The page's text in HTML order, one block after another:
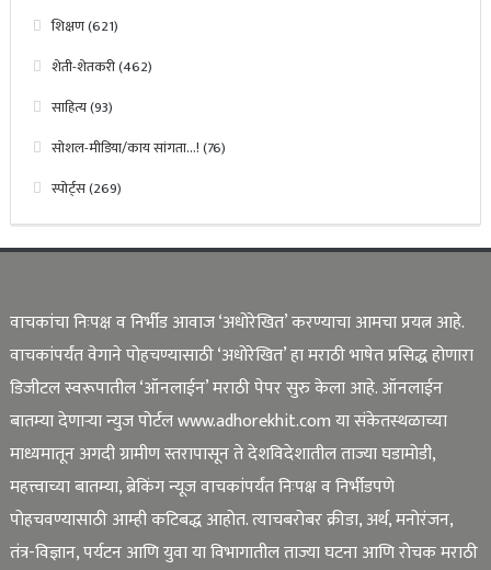
शिक्षण(621)
शेती-शेतकरी(462)
साहित्य(93)
सोशल-मीडिया/काय सांगता…!(76)
स्पोर्ट्स(269)
वाचकांचा निःपक्ष व निर्भीड आवाज ‘अधोरेखित’ करण्याचा आमचा प्रयत्न आहे.
वाचकांपर्यंत वेगाने पोहचण्यासाठी ‘अधोरेखित’ हा मराठी भाषेत प्रसिद्ध होणारा
डिजीटल स्वरूपातील ‘ऑनलाईन’ मराठी पेपर सुरु केला आहे. ऑनलाईन
बातम्या देणाऱ्या न्युज पोर्टल www.adhorekhit.com या संकेतस्थळाच्या
माध्यमातून अगदी ग्रामीण स्तरापासून ते देशविदेशातील ताज्या घडामोडी,
महत्त्वाच्या बातम्या, ब्रेकिंग न्यूज वाचकांपर्यंत निःपक्ष व निर्भीडपणे
पोहचवण्यासाठी आम्ही कटिबद्ध आहोत. त्याचबरोबर क्रीडा, अर्थ, मनोरंजन,
तंत्र-विज्ञान, पर्यटन आणि युवा या विभागातील ताज्या घटना आणि रोचक मराठी